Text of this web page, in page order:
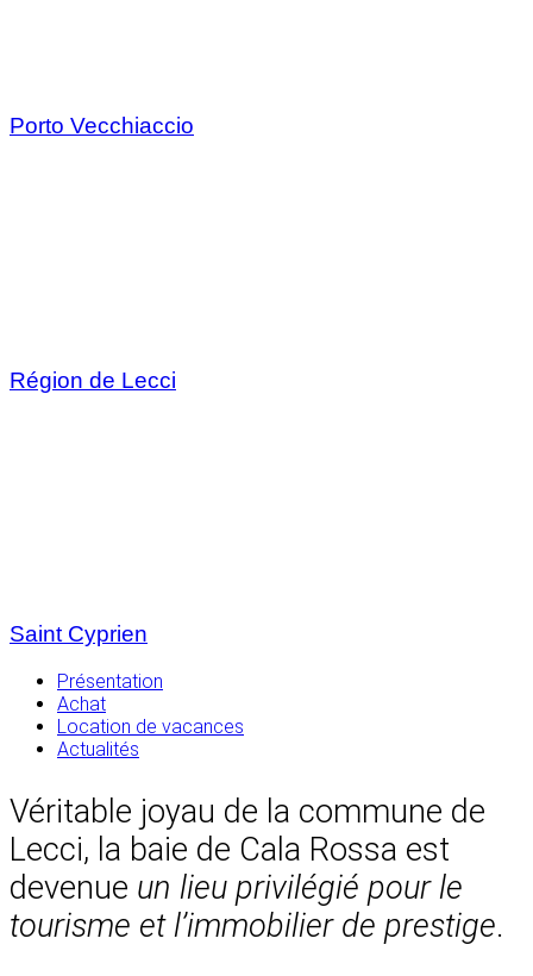
Porto Vecchiaccio
Région de Lecci
Saint Cyprien
Présentation
Achat
Location de vacances
Actualités
Véritable joyau de la commune de
Lecci, la baie de Cala Rossa est
devenue un lieu privilégié pour le
tourisme et l’immobilier de prestige.